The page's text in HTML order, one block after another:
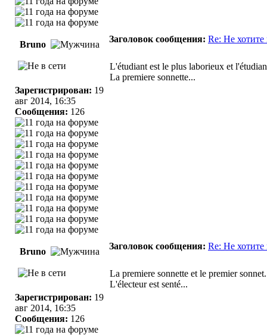
Bruno
Заголовок сообщения: Re: Не
Зарегистрирован: 19
авг 2014, 16:35
Сообщения: 126
L'étudiant est le plus laborieux et
La premiere sonnette...
Bruno
Заголовок сообщения: Re: Не
Зарегистрирован: 19
авг 2014, 16:35
Сообщения: 126
La premiere sonnette et le premier sonnet.
L'électeur est senté...